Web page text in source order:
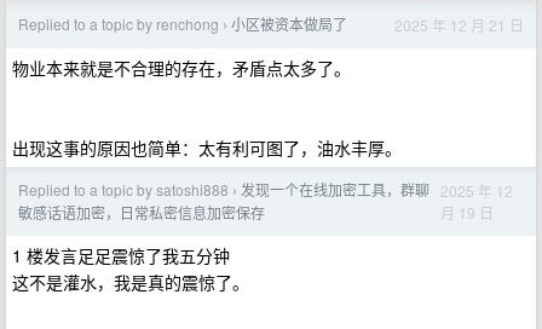
Replied to a topic by renchong › 小区被资本做局了 2025 年 12 月 21 日
物业本来就是不合理的存在，矛盾点太多了。
出现这事的原因也简单：太有利可图了，油水丰厚。
Replied to a topic by satoshi888 › 发现一个在线加密工具，群聊
敏感话语加密，日常私密信息加密保存
2025 年 12
月 19 日
1 楼发言足足震惊了我五分钟
这不是灌水，我是真的震惊了。